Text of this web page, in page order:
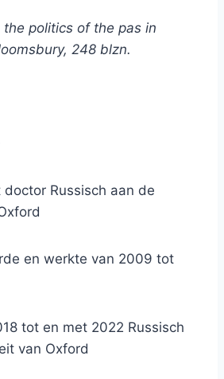
politics of the pas in
248 blzn.
Russisch aan de
en werkte van 2009 tot
tot en met 2022 Russisch
van Oxford